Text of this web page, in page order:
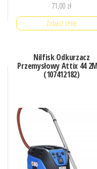
71,00 zł
Zobacz cenę
Nilfisk Odkurzacz
Przemysłowy Attix 44
(107412182)